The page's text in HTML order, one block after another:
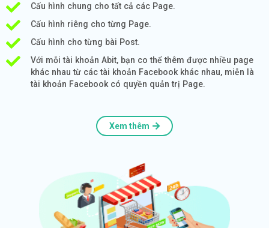
Cấu hình chung cho tất cả các Page.
Cấu hình riêng cho từng Page.
Cấu hình cho từng bài Post.
Với mỗi tài khoản Abit, bạn co thể thêm được nhiều page
khác nhau từ các tài khoản Facebook khác nhau, miễn là
tài khoản Facebook có quyền quản trị Page.
Xem thêm